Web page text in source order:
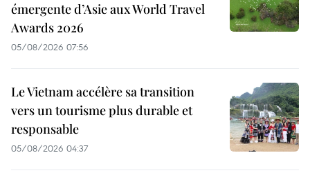
émergente d’Asie aux World Travel
Awards 2026
05/08/2026 07:56
Le Vietnam accélère sa transition
vers un tourisme plus durable et
responsable
05/08/2026 04:37